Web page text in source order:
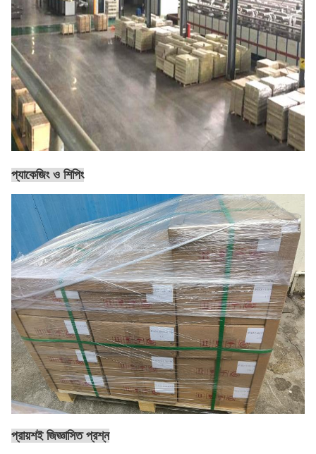
প্যাকেজিং ও শিপিং
প্রায়শই জিজ্ঞাসিত প্রশ্ন